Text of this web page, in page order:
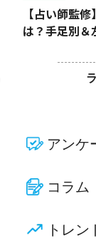
【占い師監
は？手足別＆
アンケ
コラム
トレン